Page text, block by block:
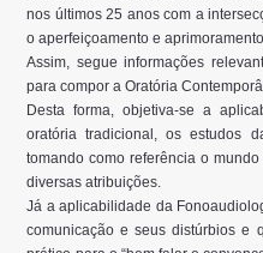
nos últimos 25 anos com a
o aperfeiçoamento e
Assim, segue informações
para compor a Oratória
Desta forma, objetiva-se a
oratória tradicional, os estudos
tomando como referência o
diversas atribuições.
Já a aplicabilidade da
comunicação e seus distúrbios e